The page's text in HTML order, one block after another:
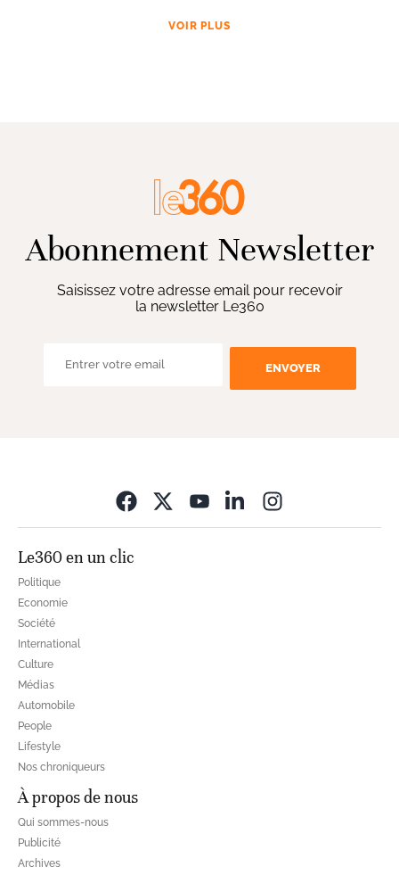
VOIR PLUS
Abonnement Newsletter
Saisissez votre adresse email pour recevoir
la newsletter Le360
ENVOYER
Le360 en un clic
Politique
Economie
Société
International
Culture
Médias
Automobile
People
Lifestyle
Nos chroniqueurs
À propos de nous
Qui sommes-nous
Publicité
Archives